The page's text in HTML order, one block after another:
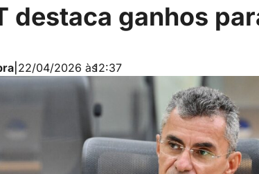
destaca ganhos
22/04/2026 às12:37